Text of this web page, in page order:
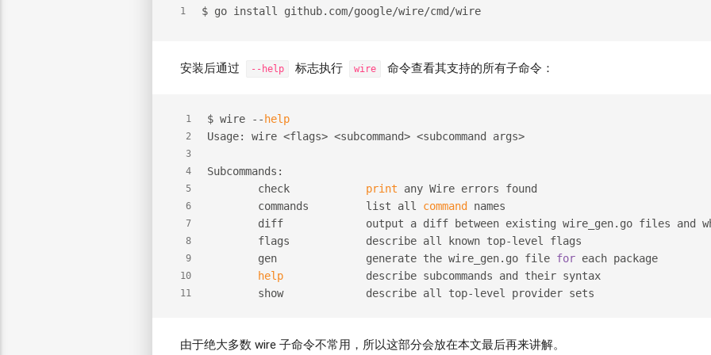
1 $ go install github.com/google/wire/cmd/wire
安装后通过 --help 标志执行 wire 命令查看其支持的所有子命令：
1
2
3
4
5
6
7
8
9
10
11
$ wire -- help
Usage: wire <flags> <subcommand> <subcommand args>
Subcommands:
        check
print any Wire errors found
        commands         list all
command
names
diff             output a diff between existing wire_gen.go files and
        flags            describe all known top-level flags
        gen              generate the wire_gen.go file
for each package
help
             describe subcommands and their syntax
        show             describe all top-level provider sets
由于绝大多数 wire 子命令不常用，所以这部分会放在本文最后再来讲解。